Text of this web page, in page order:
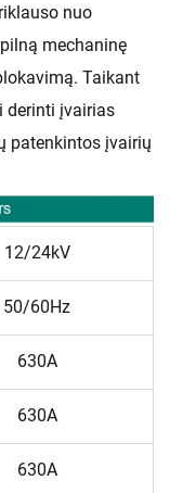
nuo
mechaninę
Taikant
derinti įvairias
patenkintos įvairių
12/24kV
50/60Hz
630A
630A
630A